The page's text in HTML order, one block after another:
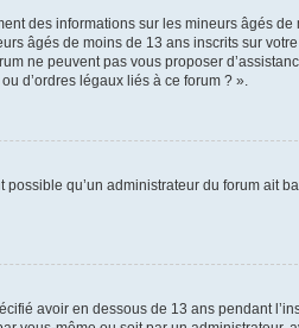
des informations sur les mineurs âgés de
âgés de moins de 13 ans inscrits sur votre
ne peuvent pas vous proposer
d’ordres légaux liés à ce forum ? ».
qu’un administrateur du forum ait
avoir en dessous de 13 ans pendant